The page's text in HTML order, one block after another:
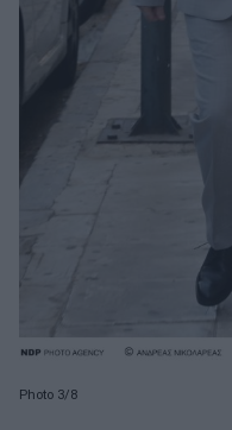
Photo 3/8